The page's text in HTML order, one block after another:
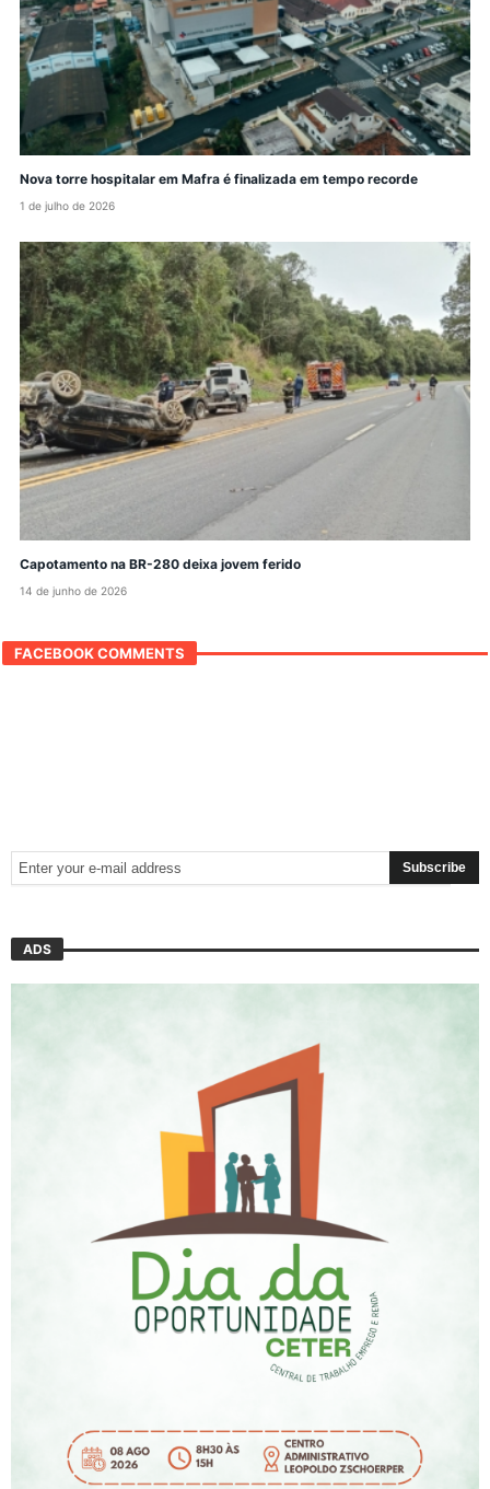
Nova torre hospitalar em Mafra é finalizada em tempo recorde
1 de julho de 2026
Capotamento na BR-280 deixa jovem ferido
14 de junho de 2026
FACEBOOK COMMENTS
ADS